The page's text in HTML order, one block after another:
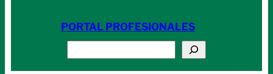
PORTAL PROFESIONALES